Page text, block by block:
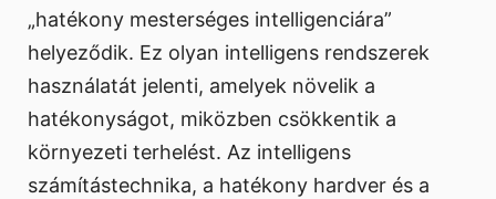
„hatékony mesterséges intelligenciára”
helyeződik. Ez olyan intelligens rendszerek
használatát jelenti, amelyek növelik a
hatékonyságot, miközben csökkentik a
környezeti terhelést. Az intelligens
számítástechnika, a hatékony hardver és a